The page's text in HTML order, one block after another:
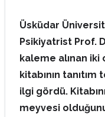
Üsküdar
Psikiyatrist Prof.
kaleme alınan
kitabının
ilgi gördü.
meyvesi